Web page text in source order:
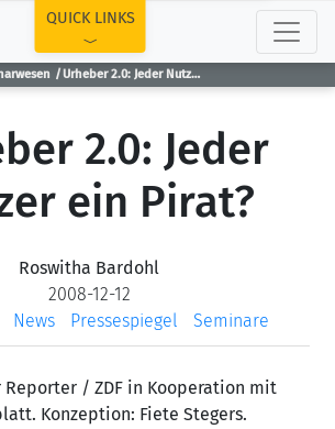
Urheber 2.0: Jeder Nutzer ein Pirat?
QUICK LINKS
2.0: Jeder
ein Pirat?
Roswitha Bardohl
2008-12-12
News Pressespiegel Seminare
Reporter / ZDF in Kooperation mit
Konzeption: Fiete Stegers.